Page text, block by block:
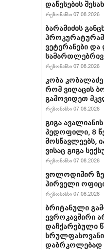
დაწესების
რეზონანსი 07.08.2026
ბარამიძის
პროკურატურამ
ვეტერანები
სამართლებრივ
რეზონანსი 07.08.2026
კობა კობალაძე
რომ ვიღაცის
გამოვიდეთ
რეზონანსი 07.08.2026
გიგა
პედოფილი, 8
მოსწავლეებს,
ვისაც გიგა
რეზონანსი 07.08.2026
ვოლოდიმირ
პირველი
რეზონანსი 07.08.2026
ბრიტანული
ევროკავშირი
დაჩქარებული
სრულფასოვანი
დაბრკოლებად